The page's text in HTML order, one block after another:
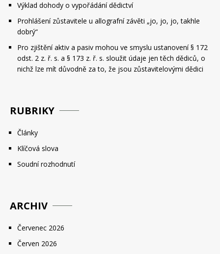
Výklad dohody o vypořádání dědictví
Prohlášení zůstavitele u allografní závěti „jo, jo, jo, takhle
dobrý“
Pro zjištění aktiv a pasiv mohou ve smyslu ustanovení § 172
odst. 2 z. ř. s. a § 173 z. ř. s. sloužit údaje jen těch dědiců, o
nichž lze mít důvodně za to, že jsou zůstavitelovými dědici
RUBRIKY
Články
Klíčová slova
Soudní rozhodnutí
ARCHIV
Červenec 2026
Červen 2026